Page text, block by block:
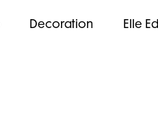
Decoration Elle